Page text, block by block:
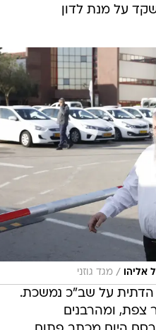
על מנת לדון
אליהו / מגד גוזני
הדתית על שב"כ נמשכת.
צפת, ומהרבנים